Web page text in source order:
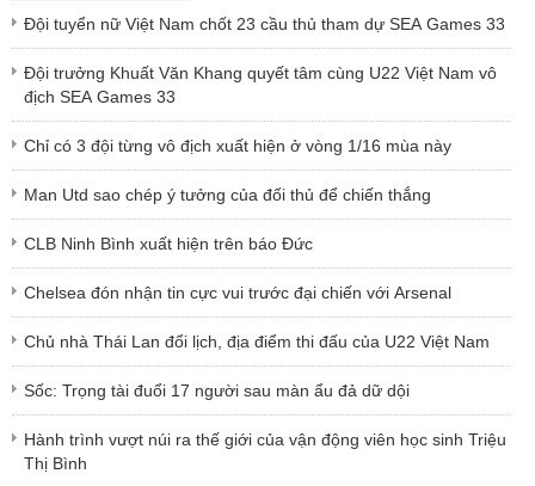
Đội tuyển nữ Việt Nam chốt 23 cầu thủ tham dự SEA Games 33
Đội trưởng Khuất Văn Khang quyết tâm cùng U22 Việt Nam vô
địch SEA Games 33
Chỉ có 3 đội từng vô địch xuất hiện ở vòng 1/16 mùa này
Man Utd sao chép ý tưởng của đối thủ để chiến thắng
CLB Ninh Bình xuất hiện trên báo Đức
Chelsea đón nhận tin cực vui trước đại chiến với Arsenal
Chủ nhà Thái Lan đổi lịch, địa điểm thi đấu của U22 Việt Nam
Sốc: Trọng tài đuổi 17 người sau màn ẩu đả dữ dội
Hành trình vượt núi ra thế giới của vận động viên học sinh Triệu
Thị Bình